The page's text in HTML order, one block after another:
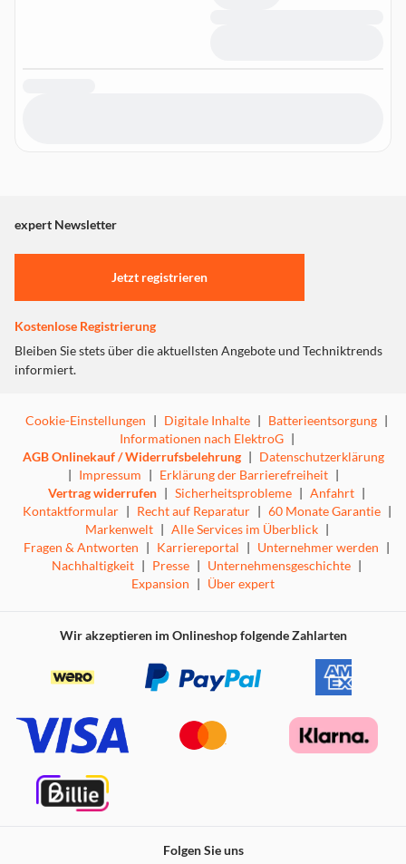
expert Newsletter
Jetzt registrieren
Kostenlose Registrierung
Bleiben Sie stets über die aktuellsten Angebote und Techniktrends
informiert.
Cookie-Einstellungen | Digitale Inhalte | Batterieentsorgung |
Informationen nach ElektroG |
AGB Onlinekauf / Widerrufsbelehrung | Datenschutzerklärung
| Impressum | Erklärung der Barrierefreiheit |
Vertrag widerrufen | Sicherheitsprobleme | Anfahrt |
Kontaktformular | Recht auf Reparatur | 60 Monate Garantie |
Markenwelt | Alle Services im Überblick |
Fragen & Antworten | Karriereportal | Unternehmer werden |
Nachhaltigkeit | Presse | Unternehmensgeschichte |
Expansion | Über expert
Wir akzeptieren im Onlineshop folgende Zahlarten
Folgen Sie uns